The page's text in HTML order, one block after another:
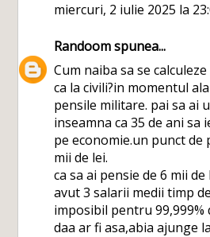
miercuri, 2 iulie 2025 la
Randoomspunea...
Cum naiba sa se
ca la civili?in momentul
pensile militare. pai sa ai
inseamna ca 35 de ani sa
pe economie.un punct de
mii de lei.
ca sa ai pensie de 6 mii
avut 3 salarii medii timp
imposibil pentru 99,999%
daa ar fi asa,abia ajunge